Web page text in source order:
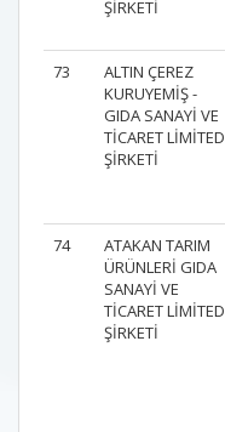
ŞİRKETİ
73
ALTIN ÇEREZ
KURUYEMİŞ -
GIDA SANAYİ VE
TİCARET LİMİTED
ŞİRKETİ
74
ATAKAN TARIM
ÜRÜNLERİ GIDA
SANAYİ VE
TİCARET LİMİTED
ŞİRKETİ